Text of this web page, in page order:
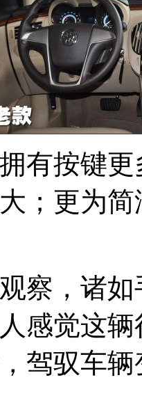
按键更
；更为
，诸如
感觉这
驾驭车